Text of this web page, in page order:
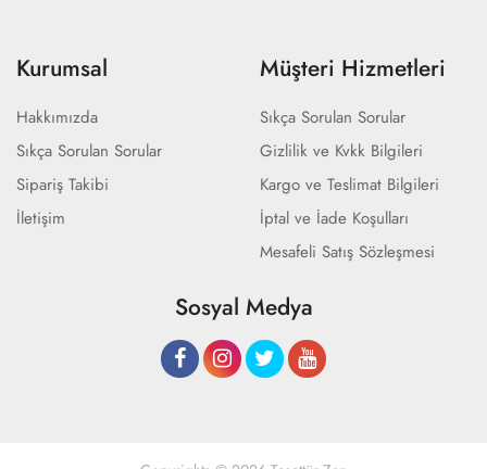
Kurumsal
Hakkımızda
Sıkça Sorulan Sorular
Sipariş Takibi
İletişim
Müşteri Hizmetleri
Sıkça Sorulan Sorular
Gizlilik ve Kvkk Bilgileri
Kargo ve Teslimat Bilgileri
İptal ve İade Koşulları
Mesafeli Satış Sözleşmesi
Sosyal Medya